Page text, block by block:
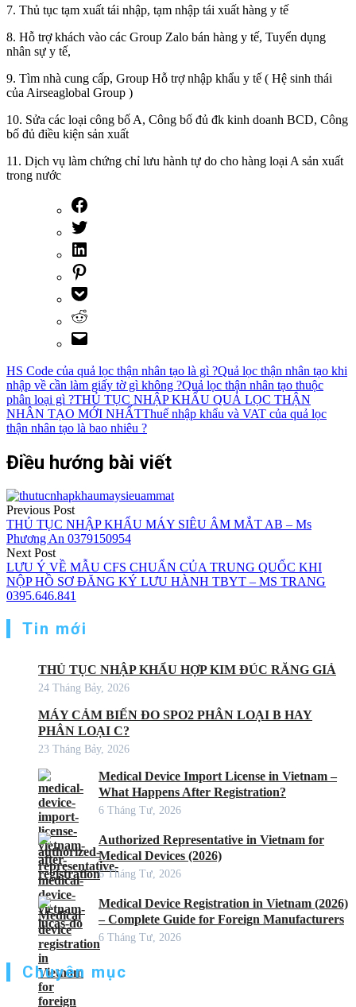
7. Thủ tục tạm xuất tái nhập, tạm nhập tái xuất hàng y tế
8. Hỗ trợ khách vào các Group Zalo bán hàng y tế, Tuyển dụng
nhân sự y tế,
9. Tìm nhà cung cấp, Group Hỗ trợ nhập khẩu y tế ( Hệ sinh thái
của Airseaglobal Group )
10. Sửa các loại công bố A, Công bố đủ đk kinh doanh BCD, Công
bố đủ điều kiện sản xuất
11. Dịch vụ làm chứng chỉ lưu hành tự do cho hàng loại A sản xuất
trong nước
HS Code của quả lọc thận nhân tạo là gì ?Quả lọc thận nhân tạo khi
nhập về cần làm giấy tờ gì không ?Quả lọc thận nhân tạo thuộc
phân loại gì ?THỦ TỤC NHẬP KHẨU QUẢ LỌC THẬN
NHÂN TẠO MỚI NHẤTThuế nhập khẩu và VAT của quả lọc
thận nhân tạo là bao nhiêu ?
Điều hướng bài viết
Previous Post
THỦ TỤC NHẬP KHẨU MÁY SIÊU ÂM MẮT AB – Ms
Phương An 0379150954
Next Post
LƯU Ý VỀ MẪU CFS CHUẨN CỦA TRUNG QUỐC KHI
NỘP HỒ SƠ ĐĂNG KÝ LƯU HÀNH TBYT – MS TRANG
0395.646.841
Tin mới
THỦ TỤC NHẬP KHẨU HỢP KIM ĐÚC RĂNG GIẢ
24 Tháng Bảy, 2026
MÁY CẢM BIẾN ĐO SPO2 PHÂN LOẠI B HAY
PHÂN LOẠI C?
23 Tháng Bảy, 2026
Medical Device Import License in Vietnam –
What Happens After Registration?
6 Tháng Tư, 2026
Authorized Representative in Vietnam for
Medical Devices (2026)
6 Tháng Tư, 2026
Medical Device Registration in Vietnam (2026)
– Complete Guide for Foreign Manufacturers
6 Tháng Tư, 2026
Chuyên mục